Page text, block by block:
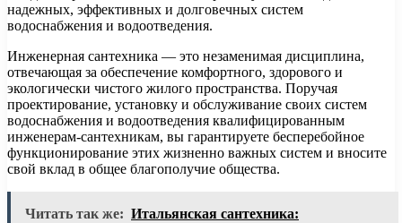
надежных, эффективных и долговечных систем
водоснабжения и водоотведения.
Инженерная сантехника — это незаменимая дисциплина,
отвечающая за обеспечение комфортного, здорового и
экологически чистого жилого пространства. Поручая
проектирование, установку и обслуживание своих систем
водоснабжения и водоотведения квалифицированным
инженерам-сантехникам, вы гарантируете бесперебойное
функционирование этих жизненно важных систем и вносите
свой вклад в общее благополучие общества.
Читать так же: Итальянская сантехника: